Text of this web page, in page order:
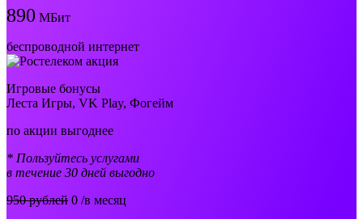
890 МБит
беспроводной интернет
Игровые бонусы
Леста Игры, VK Play, Фогейм
по акции выгоднее
* Пользуйтесь услугами
в течение 30 дней выгодно
950 рублей 0 /в месяц